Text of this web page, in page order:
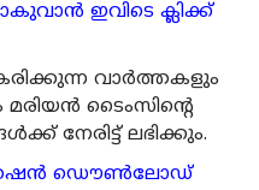
ഇവിടെ ക്ലിക്ക്
വാര്‍ത്തകളും
ടൈംസിന്റെ
നേരിട്ട് ലഭിക്കും.
ഡൌണ്‍ലോഡ്